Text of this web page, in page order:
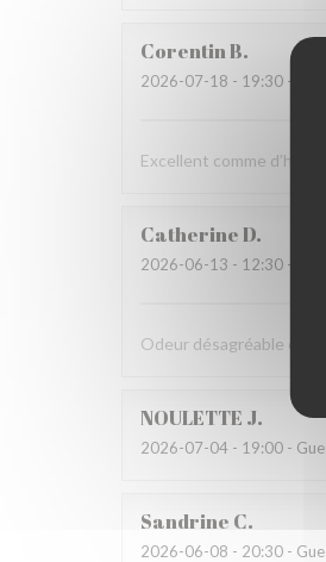
CorentinB
2026-07-18 - 19:30 -
Excellent comme
CatherineD
2026-06-13 - 12:30 -
Odeur désagréable et
NOULETTE J
2026-07-04 - 19:00 -
Sandrine C
2026-06-08 - 20:30 -